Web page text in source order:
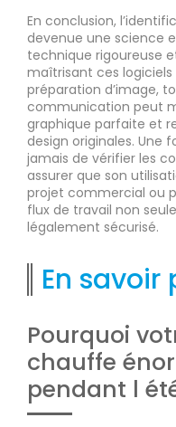
En conclusion,
devenue une science
technique rigoureuse
maîtrisant ces
préparation d’image,
communication peut
graphique parfaite et
design originales. Une
jamais de vérifier les
assurer que son
projet commercial ou
flux de travail non
légalement sécurisé.
En savoir
Pourquoi
chauffe
pendant l